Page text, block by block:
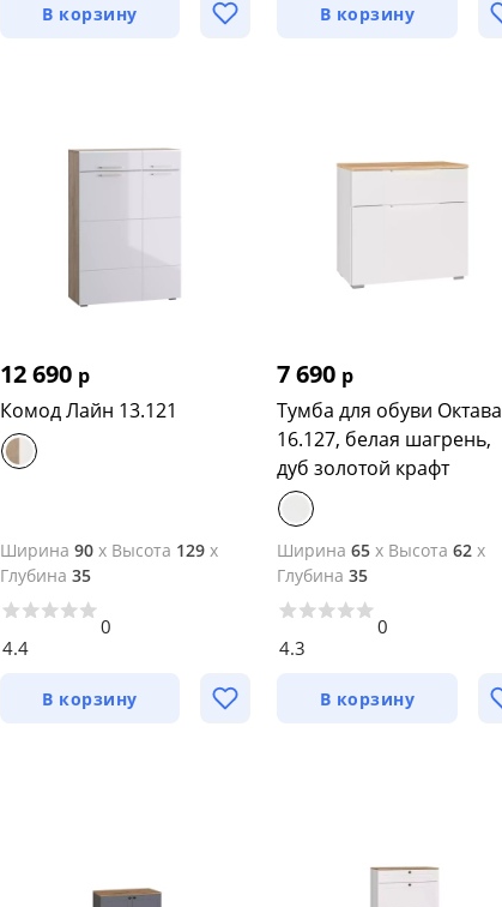
В корзину В корзину
12 690 р
Комод Лайн 13.121
Ширина 90x Высота 129x
Глубина 35
4.4
0
В корзину
7 690 р
Тумба для обуви Октава
16.127, белая шагрень,
дуб золотой крафт
Ширина 65 x Высота 62 x
Глубина 35
4.3
0
В корзину